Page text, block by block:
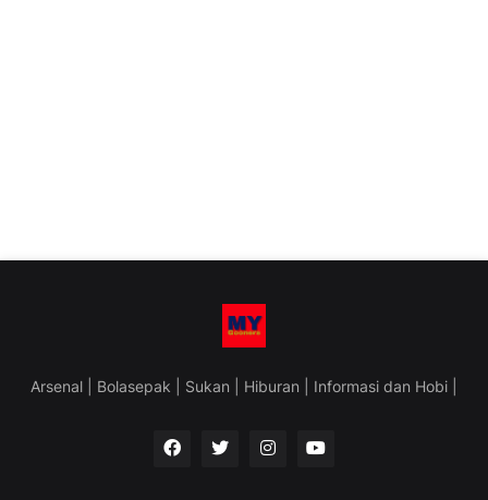
Arsenal | Bolasepak | Sukan | Hiburan | Informasi dan Hobi |